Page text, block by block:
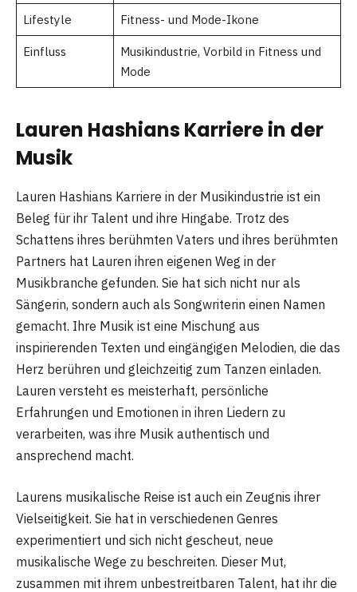
Lifestyle Fitness- und Mode-Ikone
Einfluss
Musikindustrie, Vorbild in Fitness und
Mode
Lauren Hashians Karriere in der
Musik
Lauren Hashians Karriere in der Musikindustrie ist ein
Beleg für ihr Talent und ihre Hingabe. Trotz des
Schattens ihres berühmten Vaters und ihres berühmten
Partners hat Lauren ihren eigenen Weg in der
Musikbranche gefunden. Sie hat sich nicht nur als
Sängerin, sondern auch als Songwriterin einen Namen
gemacht. Ihre Musik ist eine Mischung aus
inspirierenden Texten und eingängigen Melodien, die das
Herz berühren und gleichzeitig zum Tanzen einladen.
Lauren versteht es meisterhaft, persönliche
Erfahrungen und Emotionen in ihren Liedern zu
verarbeiten, was ihre Musik authentisch und
ansprechend macht.
Laurens musikalische Reise ist auch ein Zeugnis ihrer
Vielseitigkeit. Sie hat in verschiedenen Genres
experimentiert und sich nicht gescheut, neue
musikalische Wege zu beschreiten. Dieser Mut,
zusammen mit ihrem unbestreitbaren Talent, hat ihr die